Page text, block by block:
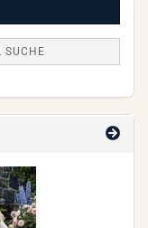
SUCHE